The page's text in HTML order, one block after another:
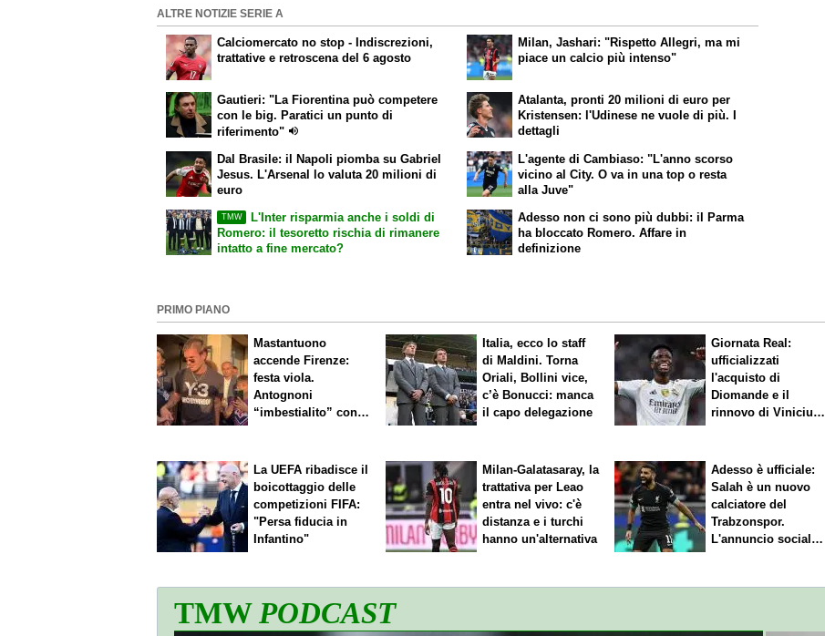
ALTRE NOTIZIE SERIE A
Calciomercato no stop - Indiscrezioni,
trattative e retroscena del 6 agosto
Gautieri: "La Fiorentina può competere
con le big. Paratici un punto di
riferimento"
Milan, Jashari: "Rispetto Allegri, ma mi
piace un calcio più intenso"
Atalanta, pronti 20 milioni di euro per
Kristensen: l'Udinese ne vuole di più. I
dettagli
Dal Brasile: il Napoli piomba su Gabriel
Jesus. L'Arsenal lo valuta 20 milioni di
euro
TMW
L'Inter risparmia anche i soldi di
Romero: il tesoretto rischia di rimanere
intatto a fine mercato?
L'agente di Cambiaso: "L'anno scorso
vicino al City. O va in una top o resta
alla Juve"
Adesso non ci sono più dubbi: il Parma
ha bloccato Romero. Affare in
definizione
PRIMO PIANO
Mastantuono
accende Firenze:
festa viola.
Antognoni
“imbestialito” con
Italia, ecco lo staff
di Maldini. Torna
Oriali, Bollini vice,
c’è Bonucci: manca
il capo delegazione
Giornata Real:
ufficializzati
l'acquisto di
Diomande e il
rinnovo di Vinicius.
La UEFA ribadisce il
boicottaggio delle
competizioni FIFA:
"Persa fiducia in
Infantino"
Milan-Galatasaray, la
trattativa per Leao
entra nel vivo: c'è
distanza e i turchi
hanno un'alternativa
Adesso è ufficiale:
Salah è un nuovo
calciatore del
Trabzonspor.
L'annuncio social
TMWPODCAST